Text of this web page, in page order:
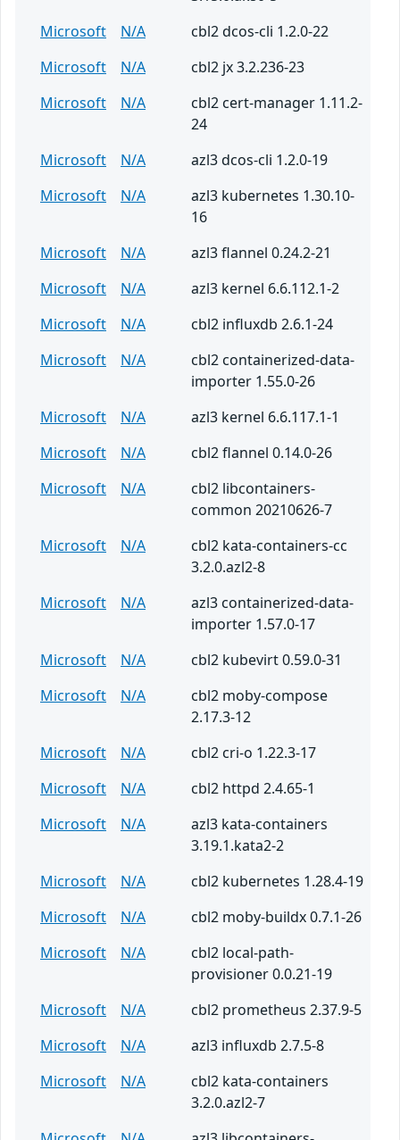
Microsoft
N/A
cbl2 dcos-cli 1.2.0-22
Microsoft
N/A
cbl2 jx 3.2.236-23
Microsoft
N/A
cbl2 cert-manager 1.11.2-
24
Microsoft
N/A
azl3 dcos-cli 1.2.0-19
Microsoft
N/A
azl3 kubernetes 1.30.10-
16
Microsoft
N/A
azl3 flannel 0.24.2-21
Microsoft
N/A
azl3 kernel 6.6.112.1-2
Microsoft
N/A
cbl2 influxdb 2.6.1-24
Microsoft
N/A
cbl2 containerized-data-
importer 1.55.0-26
Microsoft
N/A
azl3 kernel 6.6.117.1-1
Microsoft
N/A
cbl2 flannel 0.14.0-26
Microsoft
N/A
cbl2 libcontainers-
common 20210626-7
Microsoft
N/A
cbl2 kata-containers-cc
3.2.0.azl2-8
Microsoft
N/A
azl3 containerized-data-
importer 1.57.0-17
Microsoft
N/A
cbl2 kubevirt 0.59.0-31
Microsoft
N/A
cbl2 moby-compose
2.17.3-12
Microsoft
N/A
cbl2 cri-o 1.22.3-17
Microsoft
N/A
cbl2 httpd 2.4.65-1
Microsoft
N/A
azl3 kata-containers
3.19.1.kata2-2
Microsoft
N/A
cbl2 kubernetes 1.28.4-19
Microsoft
N/A
cbl2 moby-buildx 0.7.1-26
Microsoft
N/A
cbl2 local-path-
provisioner 0.0.21-19
Microsoft
N/A
cbl2 prometheus 2.37.9-5
Microsoft
N/A
azl3 influxdb 2.7.5-8
Microsoft
N/A
cbl2 kata-containers
3.2.0.azl2-7